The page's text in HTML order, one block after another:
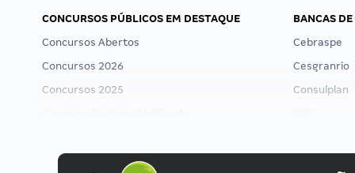
CONCURSOS PÚBLICOS EM DESTAQUE
Concursos Abertos
Concursos 2026
Concursos 2025
Concurso MPU
BANCAS
Cebraspe
Cesgranrio
Consulplan